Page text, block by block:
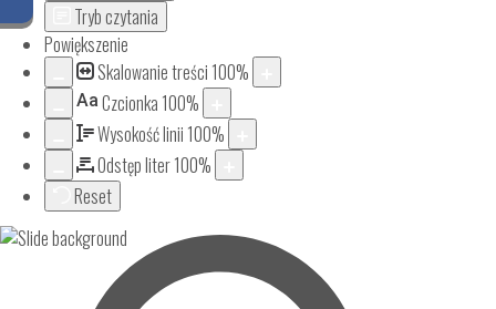
Tryb czytania
Powiększenie
Skalowanie treści 100%
Aa Czcionka 100%
Wysokość linii 100%
Odstęp liter100%
Reset